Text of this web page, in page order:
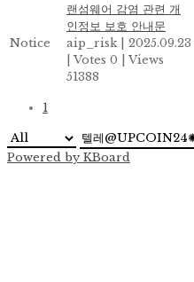
Notice
랜섬웨어 감염 관련 개
인정보 보호 안내문
aip_risk
2025.09.23
Votes 0
Views
51388
1
Powered by KBoard